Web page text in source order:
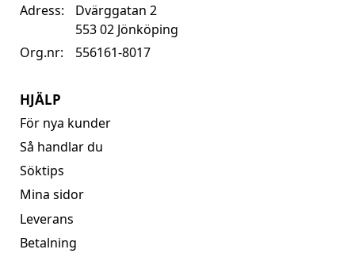
Adress:
Dvärggatan 2
553 02 Jönköping
Org.nr:
556161-8017
HJÄLP
För nya kunder
Så handlar du
Söktips
Mina sidor
Leverans
Betalning